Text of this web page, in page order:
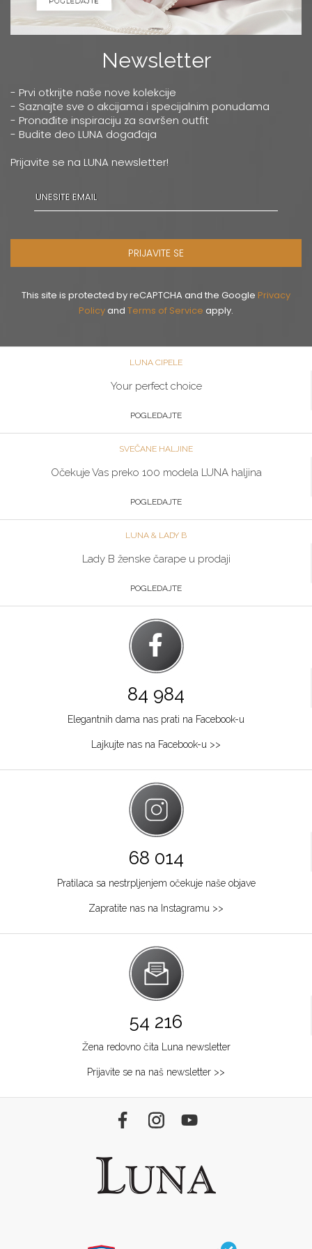
Newsletter
- Prvi otkrijte naše nove kolekcije
- Saznajte sve o akcijama i specijalnim ponudama
- Pronađite inspiraciju za savršen outfit
- Budite deo LUNA događaja
Prijavite se na LUNA newsletter!
PRIJAVITE SE
This site is protected by reCAPTCHA and the Google Privacy
Policyand Terms of Service apply.
LUNA CIPELE
Your perfect choice
POGLEDAJTE
SVEČANE HALJINE
Očekuje Vas preko 100 modela LUNA haljina
POGLEDAJTE
LUNA & LADY B
Lady B ženske čarape u prodaji
POGLEDAJTE
84 984
Elegantnih dama nas prati na Facebook-u
Lajkujte nas na Facebook-u >>
68 014
Pratilaca sa nestrpljenjem očekuje naše objave
Zapratite nas na Instagramu >>
54 216
Žena redovno čita Luna newsletter
Prijavite se na naš newsletter >>